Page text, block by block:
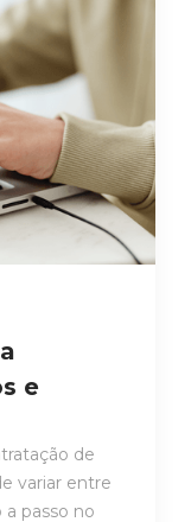
e
de
variar entre
a passo no